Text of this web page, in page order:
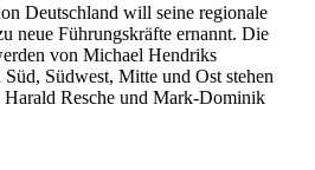
Deutschland will seine regionale
neue Führungskräfte ernannt. Die
von Michael Hendriks
Südwest, Mitte und Ost stehen
Resche und Mark-Dominik